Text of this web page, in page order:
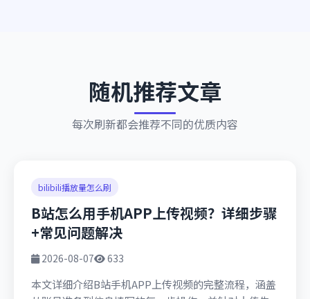
随机推荐文章
每次刷新都会推荐不同的优质内容
bilibili播放量怎么刷
B站怎么用手机APP上传视频？详细步骤
+常见问题解决
2026-08-07 633
本文详细介绍B站手机APP上传视频的完整流程，涵盖